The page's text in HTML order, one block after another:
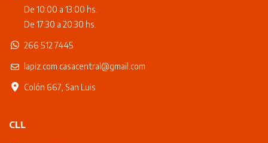
De 10:00 a 13:00 hs.
De 17:30 a 20:30 hs.
266 512 7445
lapiz.com.casacentral@gmail.com
Colón 667, San Luis
CLL